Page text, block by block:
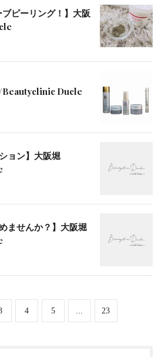
ブピーリング！】大阪
/Beautyclinic Ducle
ョン】大阪堀
ませんか？】大阪堀
4 5 ... 23